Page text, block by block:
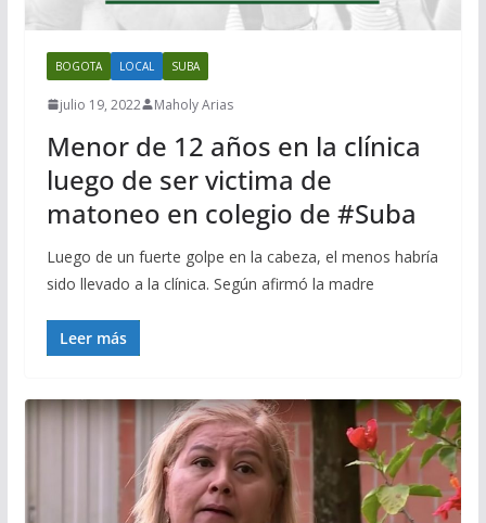
BOGOTA LOCAL SUBA
julio 19, 2022 Maholy Arias
Menor de 12 años en la clínica
luego de ser victima de
matoneo en colegio de #Suba
Luego de un fuerte golpe en la cabeza, el menos habría
sido llevado a la clínica. Según afirmó la madre
Leer más